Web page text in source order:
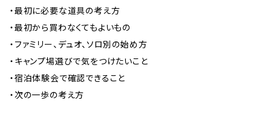
・最初に必要な道具の考え方
・最初から買わなくてもよいもの
・ファミリー、デュオ、ソロ別の始め方
・キャンプ場選びで気をつけたいこと
・宿泊体験会で確認できること
・次の一歩の考え方